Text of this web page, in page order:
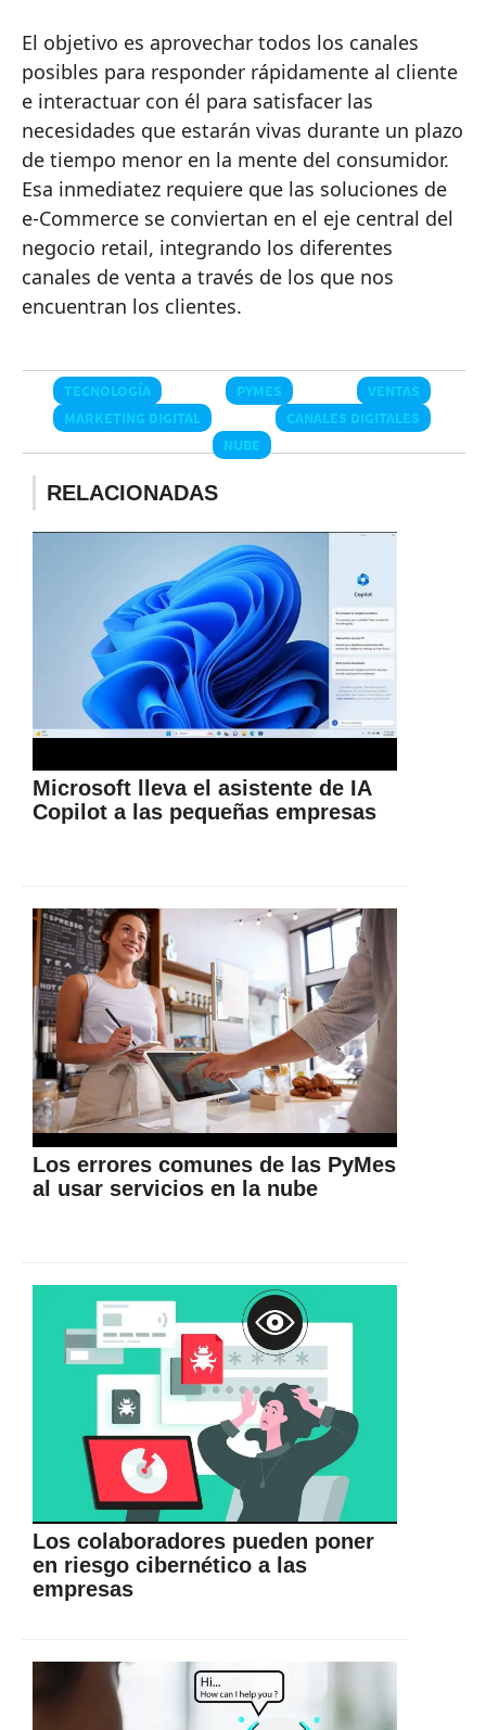
El objetivo es aprovechar todos los canales
posibles para responder rápidamente al cliente
e interactuar con él para satisfacer las
necesidades que estarán vivas durante un plazo
de tiempo menor en la mente del consumidor.
Esa inmediatez requiere que las soluciones de
e-Commerce se conviertan en el eje central del
negocio retail, integrando los diferentes
canales de venta a través de los que nos
encuentran los clientes.
TECNOLOGÍA PYMES
VENTAS
MARKETING DIGITAL
CANALES DIGITALES
NUBE
RELACIONADAS
Microsoft lleva el asistente de IA
Copilot a las pequeñas empresas
Los errores comunes de las PyMes
al usar servicios en la nube
Los colaboradores pueden poner
en riesgo cibernético a las
empresas